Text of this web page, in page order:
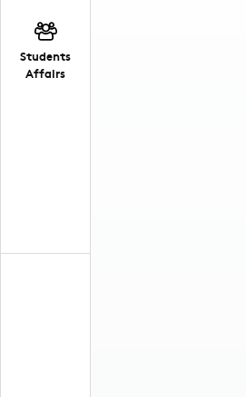
Students
Affairs